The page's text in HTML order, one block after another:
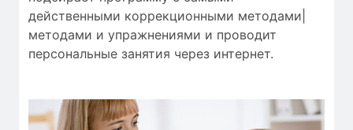
действенными коррекционными методами|
методами и упражнениями и проводит
персональные занятия через интернет.